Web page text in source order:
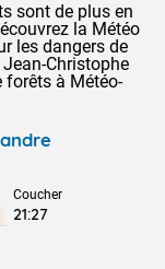
sont de plus en
la Météo
les dangers de
Christophe
à Météo-
Coucher
21:27